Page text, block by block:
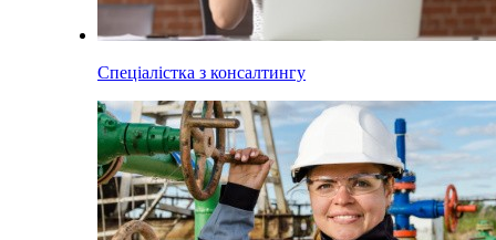
Спеціалістка з консалтингу